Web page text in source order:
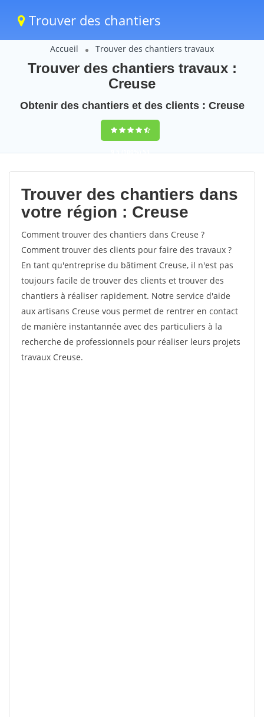
Trouver des chantiers
Accueil Trouver des chantiers travaux
Trouver des chantiers travaux :
Creuse
Obtenir des chantiers et des clients : Creuse
9,5(100%)53
votes
Trouver des chantiers dans
votre région : Creuse
Comment trouver des chantiers dans Creuse ?
Comment trouver des clients pour faire des travaux ?
En tant qu'entreprise du bâtiment Creuse, il n'est pas
toujours facile de trouver des clients et trouver des
chantiers à réaliser rapidement. Notre service d'aide
aux artisans Creuse vous permet de rentrer en contact
de manière instantannée avec des particuliers à la
recherche de professionnels pour réaliser leurs projets
travaux Creuse.